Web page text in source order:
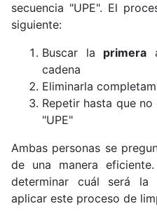
secuencia "UPE". El
siguiente:
Buscar la primera
cadena
Eliminarla
Repetir hasta que
"UPE"
Ambas personas se
de una manera
determinar cuál será la
aplicar este proceso de